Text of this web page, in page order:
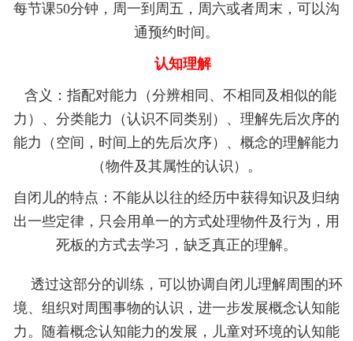
每节课50分钟，周一到周五，周六或者周末，可以沟
通预约时间。
认知理解
含义：指配对能力（分辨相同、不相同及相似的能
力）、分类能力（认识不同类别）、理解先后次序的
能力（空间，时间上的先后次序）、概念的理解能力
（物件及其属性的认识）。
自闭儿的特点：不能从以往的经历中获得知识及归纳
出一些定律，只会用单一的方式处理物件及行为，用
死板的方式去学习，缺乏真正的理解。
透过这部分的训练，可以协调自闭儿理解周围的环
境、组织对周围事物的认识，进一步发展概念认知能
力。随着概念认知能力的发展，儿童对环境的认知能